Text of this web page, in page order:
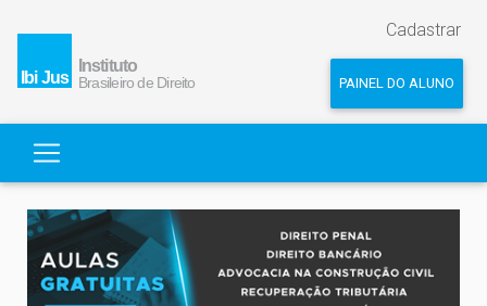
Cadastrar
PAINEL DO ALUNO